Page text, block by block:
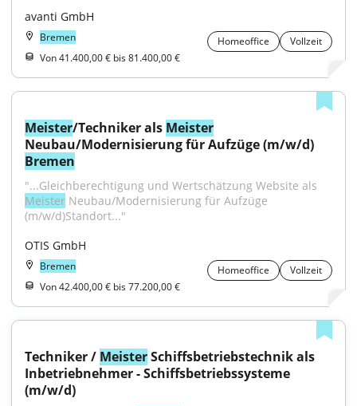
avanti GmbH
Bremen Homeoffice
Vollzeit
Von 41.400,00 € bis 81.400,00 €
Meister/Techniker als Meister
Bremen
Meister Neubau/Modernisierung für Aufzüge
(m/w/d)Standort..."
OTIS GmbH
Bremen Homeoffice
Vollzeit
Von 42.400,00 € bis 77.200,00 €
Techniker / Meister Schiffsbetriebstechnik als
Inbetriebnehmer - Schiffsbetriebssysteme
(m/w/d)